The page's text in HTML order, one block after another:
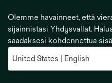
Olemme havainneet, että
sijainnistasi Yhdysvallat.
saadaksesi kohdennettua